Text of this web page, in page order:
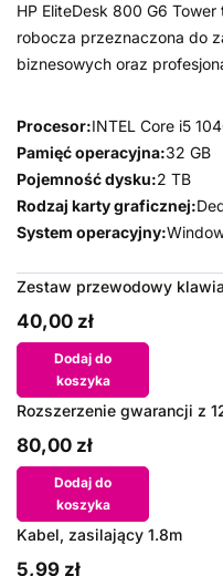
HP EliteDesk 800 G6
robocza przeznaczona do
biznesowych oraz
Procesor:INTEL Core i5
Pamięć operacyjna:32 GB
Pojemność dysku:2 TB
Rodzaj karty graficznej:
System operacyjny:
Zestaw przewodowy
40,00 zł
Dodaj do
koszyka
Rozszerzenie gwarancji z
80,00 zł
Dodaj do
koszyka
Kabel, zasilający 1.8m
5,99 zł